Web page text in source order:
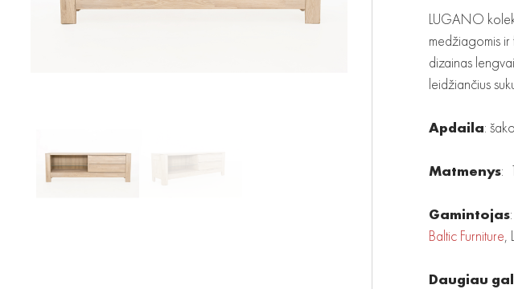
LUGANO
medžiagomis ir
dizainas
leidžiančius
Apdaila:
Matmenys:
Gamintojas:
Baltic Furniture
Daugiau